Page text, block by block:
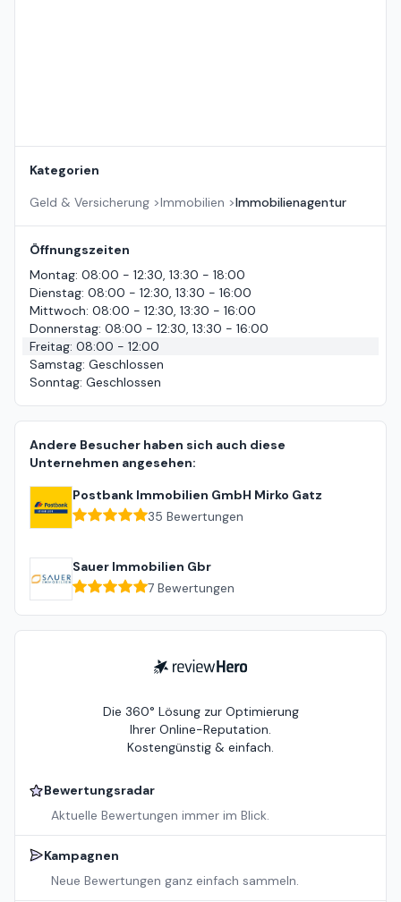
Kategorien
Geld & Versicherung >Immobilien >Immobilienagentur
Öffnungszeiten
Montag: 08:00 - 12:30, 13:30 - 18:00
Dienstag: 08:00 - 12:30, 13:30 - 16:00
Mittwoch: 08:00 - 12:30, 13:30 - 16:00
Donnerstag: 08:00 - 12:30, 13:30 - 16:00
Freitag: 08:00 - 12:00
Samstag: Geschlossen
Sonntag: Geschlossen
Andere Besucher haben sich auch diese
Unternehmen angesehen:
Postbank Immobilien GmbH Mirko Gatz
35 Bewertungen
Sauer Immobilien Gbr
7 Bewertungen
ReviewHero
Die 360° Lösung zur Optimierung
Ihrer Online-Reputation.
Kostengünstig & einfach.
Bewertungsradar
Aktuelle Bewertungen immer im Blick.
Kampagnen
Neue Bewertungen ganz einfach sammeln.